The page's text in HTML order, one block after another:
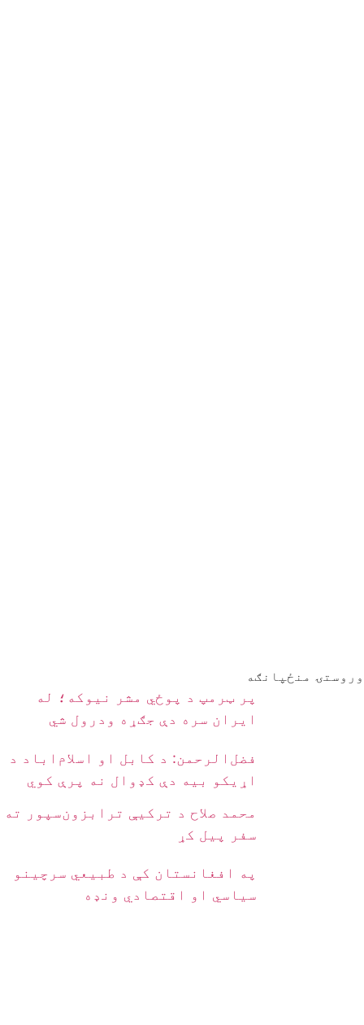
وروستۍ منځپانګه
پر ټرمپ د پوځي مشر نیوکه؛ له
ایران سره دې جګړه ودرول شي
فضل‌الرحمن: د کابل او اسلام‌اباد د
اړیکو بیه دې کډوال نه پرې کوي
محمد صلاح د ترکیې ترابزون‌سپور ته
سفر پیل کړ
په افغانستان کې د طبیعي سرچینو
سیاسي او اقتصادي ونډه